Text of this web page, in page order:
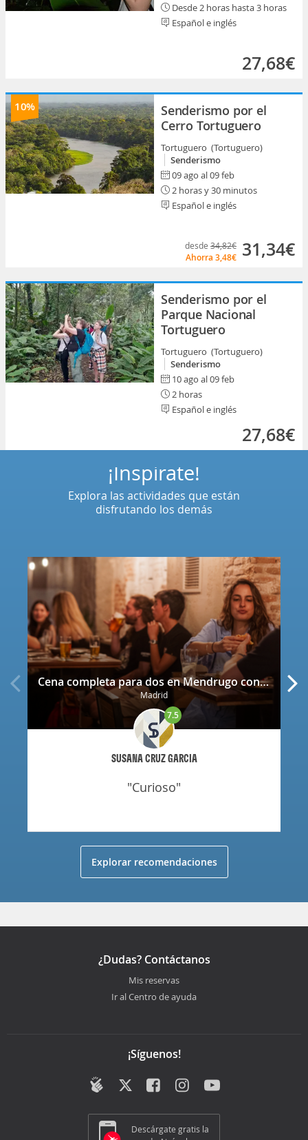
Desde 2 horas hasta 3 horas
Español e inglés
27,68€
10%
Senderismo por el
Cerro Tortuguero
Tortuguero (Tortuguero)
Senderismo
09 ago al 09 feb
2 horas y 30 minutos
Español e inglés
desde 34,82€
Ahorra 3,48€ 31,34€
Senderismo por el
Parque Nacional
Tortuguero
Tortuguero (Tortuguero)
Senderismo
10 ago al 09 feb
2 horas
Español e inglés
27,68€
Cena completa para dos en Mendrugo con cerveza artesana incluida
Madrid
SUSANA CRUZ GARCIA
7.5
"curioso"
¡Inspírate!
Explora las actividades que están
disfrutando los demás
Explorar recomendaciones
¿Dudas? Contáctanos
Mis reservas
Ir al Centro de ayuda
¡Síguenos!
Descárgate gratis la